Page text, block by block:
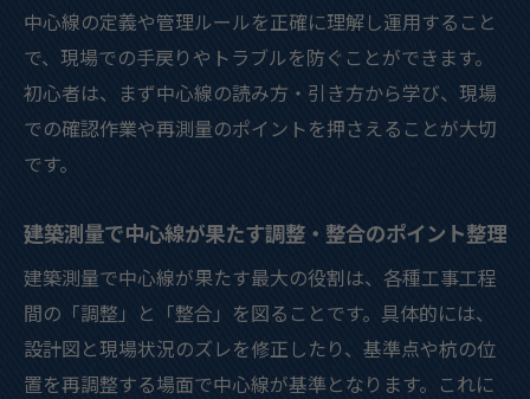
中心線の定義や管理ルールを正確に理解し運用すること
で、現場での手戻りやトラブルを防ぐことができます。
初心者は、まず中心線の読み方・引き方から学び、現場
での確認作業や再測量のポイントを押さえることが大切
です。
建築測量で中心線が果たす調整・整合のポイント整理
建築測量で中心線が果たす最大の役割は、各種工事工程
間の「調整」と「整合」を図ることです。具体的には、
設計図と現場状況のズレを修正したり、基準点や杭の位
置を再調整する場面で中心線が基準となります。これに